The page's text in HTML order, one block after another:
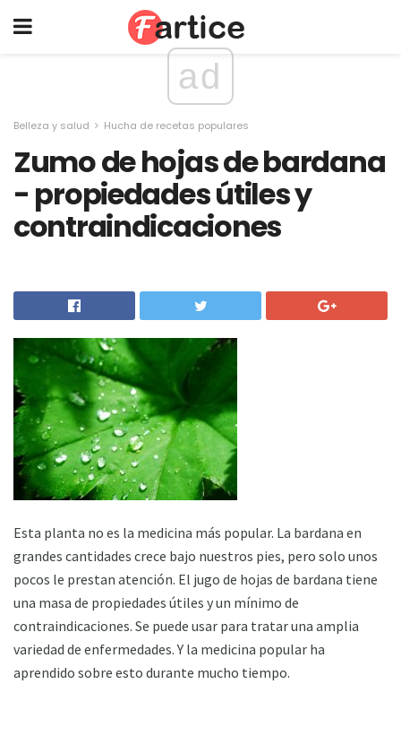
ad
Belleza y salud Hucha de recetas populares
Zumo de hojas de bardana
- propiedades útiles y
contraindicaciones
Esta planta no es la medicina más popular. La bardana en
grandes cantidades crece bajo nuestros pies, pero solo unos
pocos le prestan atención. El jugo de hojas de bardana tiene
una masa de propiedades útiles y un mínimo de
contraindicaciones. Se puede usar para tratar una amplia
variedad de enfermedades. Y la medicina popular ha
aprendido sobre esto durante mucho tiempo.